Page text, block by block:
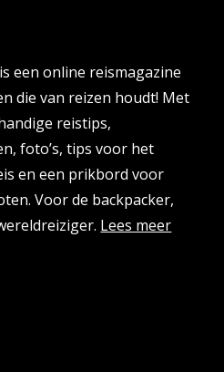
een online reismagazine
die van reizen houdt! Met
reistips,
foto’s, tips voor het
en een prikbord voor
Voor de backpacker,
Lees meer